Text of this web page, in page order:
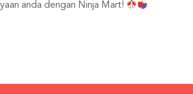
anda dengan Ninja Mart!